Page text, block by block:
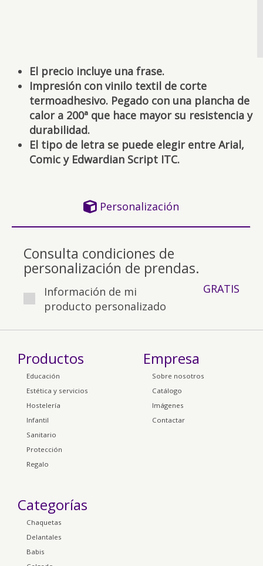
El precio incluye una frase.
Impresión con vinilo textil de corte
termoadhesivo. Pegado con una plancha de
calor a 200ª que hace mayor su resistencia y
durabilidad.
El tipo de letra se puede elegir entre Arial,
Comic y Edwardian Script ITC.
Personalización
Consulta condiciones de
personalización de prendas.
Información de mi
producto personalizado
GRATIS
Productos
Educación
Estética y servicios
Hostelería
Infantil
Sanitario
Protección
Regalo
Empresa
Sobre nosotros
Catálogo
Imágenes
Contactar
Categorías
Chaquetas
Delantales
Babis